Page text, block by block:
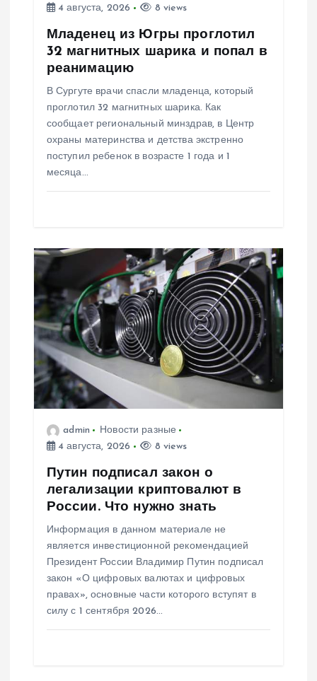
4 августа, 2026 8 views
Младенец из Югры проглотил
32 магнитных шарика и попал в
реанимацию
В Сургуте врачи спасли младенца, который
проглотил 32 магнитных шарика. Как
сообщает региональный минздрав, в Центр
охраны материнства и детства экстренно
поступил ребенок в возрасте 1 года и 1
месяца…
admin
Новости разные
4 августа, 2026
8 views
Путин подписал закон о
легализации криптовалют в
России. Что нужно знать
Информация в данном материале не
является инвестиционной рекомендацией
Президент России Владимир Путин подписал
закон «О цифровых валютах и цифровых
правах», основные части которого вступят в
силу с 1 сентября 2026…